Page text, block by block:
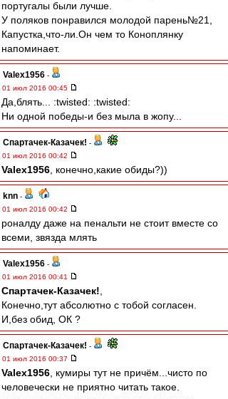
португалы были лучше.
У поляков понравился молодой парень№21,
Капустка,что-ли.Он чем то Коноплянку
напоминает.
Valex1956 -
01 июл 2016 00:45
Да,блять... :twisted: :twisted:
Ни одной победы-и без мыла в жопу...
Спартачек-Казачек! -
01 июл 2016 00:42
Valex1956 , конечно,какие обиды?))
knn -
01 июл 2016 00:42
роналду даже на пенальти не стоит вместе со
всеми, звязда млять
Valex1956 -
01 июл 2016 00:41
Спартачек-Казачек!
Конечно,тут абсолютно с тобой согласен.
И,без обид, ОК ?
Спартачек-Казачек! -
01 июл 2016 00:37
Valex1956 , кумиры тут не причём...чисто по
человечески не приятно читать такое.